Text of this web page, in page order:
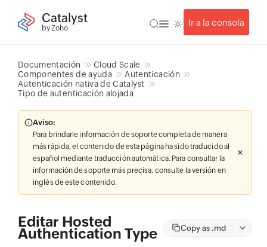
Catalyst
by Zoho
Ir a la consola
Documentación
Cloud Scale
Componentes de ayuda
Autenticación
Autenticación nativa de Catalyst
Tipo de autenticación alojada
Aviso:
Para brindarle información de soporte completa de manera
más rápida, el contenido de esta página ha sido traducido al
español mediante traducción automática. Para consultar la
información de soporte más precisa, consulte la versión en
inglés de este contenido.
Editar Hosted
Authentication Type Copy as .md